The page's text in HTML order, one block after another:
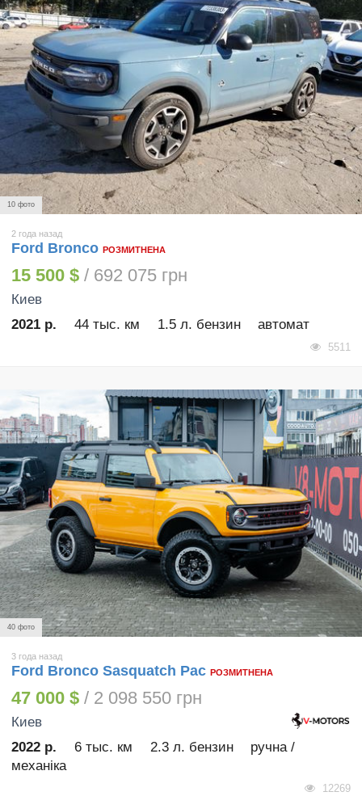
10 фото
2 года назад
Ford Bronco РОЗМИТНЕНА
15 500 $ / 692 075 грн
Киев
2021 р.
44 тыс. км 1.5 л. бензин автомат
5511
40 фото
3 года назад
Ford Bronco Sasquatch Pac РОЗМИТНЕНА
47 000 $ / 2 098 550 грн
Киев
2022 р.
6 тыс. км 2.3 л. бензин
ручна /
механіка
12269